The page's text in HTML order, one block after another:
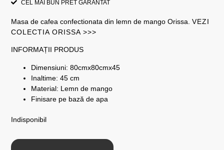
CEL MAI BUN PRET GARANTAT
Masa de cafea confectionata din lemn de mango Orissa. VEZI
COLECTIA ORISSA >>>
INFORMAȚII PRODUS
Dimensiuni: 80cmx80cmx45
Inaltime: 45 cm
Material: Lemn de mango
Finisare pe bază de apa
Indisponibil